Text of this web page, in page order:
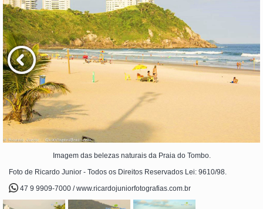
Imagem das belezas naturais da Praia do Tombo.
Foto de Ricardo Junior - Todos os Direitos Reservados Lei: 9610/98.
47 9 9909-7000 / www.ricardojuniorfotografias.com.br